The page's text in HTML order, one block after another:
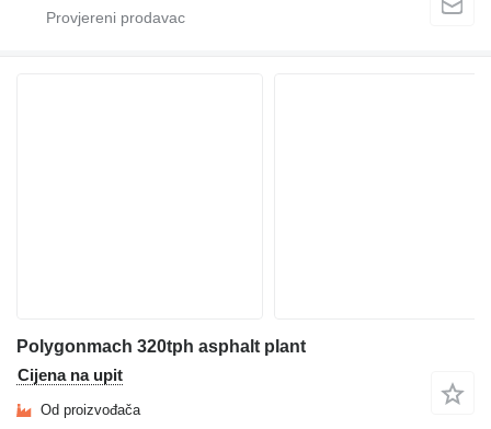
Polygonmach 320tph asphalt plant
Cijena na upit
Od proizvođača